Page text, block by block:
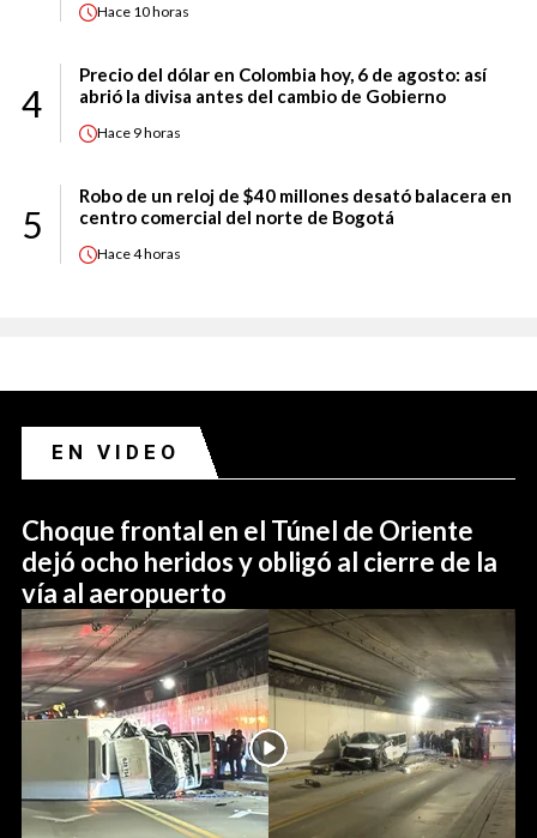
Hace 10 horas
4
Precio del dólar en Colombia hoy, 6 de agosto: así
abrió la divisa antes del cambio de Gobierno
Hace 9 horas
5
Robo de un reloj de $40 millones desató balacera en
centro comercial del norte de Bogotá
Hace4 horas
EN VIDEO
Choque frontal en el Túnel de Oriente
dejó ocho heridos y obligó al cierre de la
vía al aeropuerto